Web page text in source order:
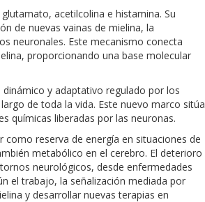
acetilcolina e histamina. Su
de nuevas vainas de mielina, la
neuronales. Este mecanismo conecta
proporcionando una base molecular
y adaptativo regulado por los
de toda la vida. Este nuevo marco sitúa
químicas liberadas por las neuronas.
reserva de energía en situaciones de
metabólico en el cerebro. El deterioro
neurológicos, desde enfermedades
el trabajo, la señalización mediada por
y desarrollar nuevas terapias en